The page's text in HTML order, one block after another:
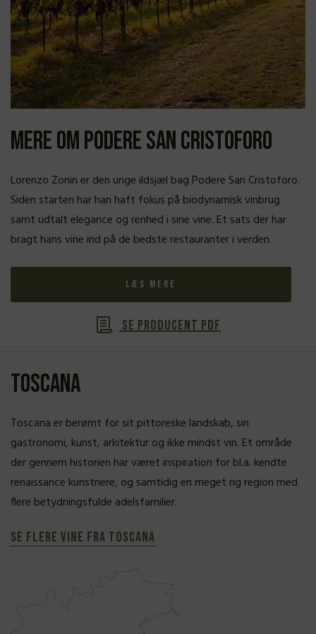
Mere om Podere San Cristoforo
Lorenzo Zonin er den unge ildsjæl bag Podere San Cristoforo.
Siden starten har han haft fokus på biodynamisk vinbrug
samt udtalt elegance og renhed i sine vine. Et sats der har
bragt hans vine ind på de bedste restauranter i verden.
Læs mere
Se producent PDF
Toscana
Toscana er berømt for sit pittoreske landskab, sin
gastronomi, kunst, arkitektur og ikke mindst vin. Et område
der gennem historien har været inspiration for bl.a. kendte
renaissance kunstnere, og samtidig en meget rig region med
flere betydningsfulde adelsfamilier.
Se flere vine fra Toscana